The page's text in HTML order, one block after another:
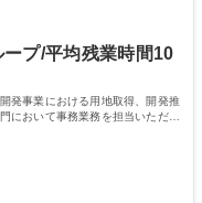
休124日
に業務を推進できる方 学
高校 語学力： 資格：
ープ/平均残業時間10
発事業における用地取得、開発推
において事務業務を担当いただき